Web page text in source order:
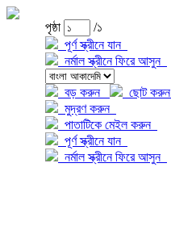
পৃষ্ঠা
/১
পূর্ণ স্ক্রীনে যান
নর্মাল স্ক্রীনে ফিরে আসুন
বড় করুন
ছোট করুন
মুদ্রণ করুন
পাতাটিকে মেইল করুন
পূর্ণ স্ক্রীনে যান
নর্মাল স্ক্রীনে ফিরে আসুন